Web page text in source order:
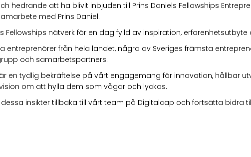
hedrande att ha blivit inbjuden till Prins Daniels Fellowships
med Prins Daniel.
Fellowships nätverk för en dag fylld av inspiration,
entreprenörer från hela landet, några av Sveriges främsta
och samarbetspartners.
en tydlig bekräftelse på vårt engagemang för innovation, hållbar
om att hylla dem som vågar och lyckas.
insikter tillbaka till vårt team på Digitalcap och fortsätta bidra